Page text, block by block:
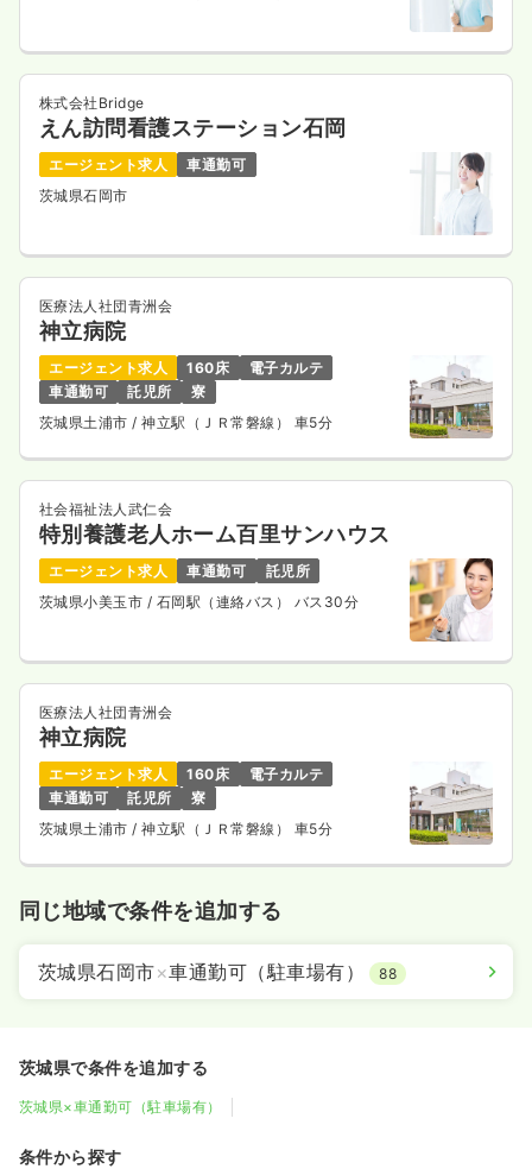
株式会社Bridge
えん訪問看護ステーション石岡
エージェント求人
車通勤可
茨城県石岡市
医療法人社団青洲会
神立病院
エージェント求人 160床
電子カルテ
車通勤可
託児所
寮
茨城県土浦市/ 神立駅（ＪＲ常磐線） 車5分
社会福祉法人武仁会
特別養護老人ホーム百里サンハウス
エージェント求人 車通勤可
託児所
茨城県小美玉市 / 石岡駅（連絡バス） バス30分
医療法人社団青洲会
神立病院
エージェント求人 160床
電子カルテ
車通勤可
託児所
寮
茨城県土浦市/ 神立駅（ＪＲ常磐線） 車5分
同じ地域で条件を追加する
茨城県石岡市×車通勤可（駐車場有） 88
茨城県で条件を追加する
茨城県×車通勤可（駐車場有）
条件から探す